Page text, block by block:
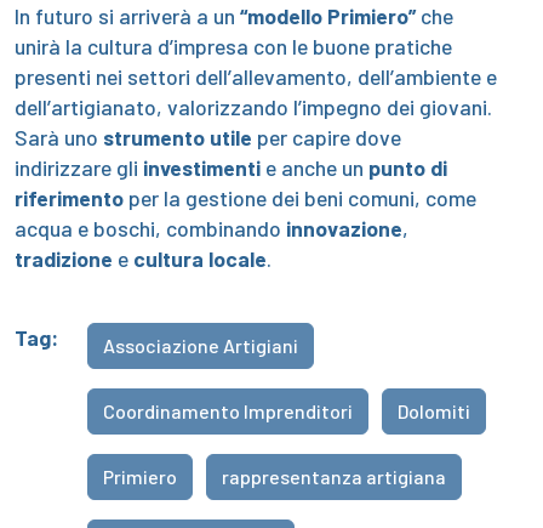
In futuro si arriverà a un “modello Primiero”che
unirà la cultura d’impresa con le buone pratiche
presenti nei settori dell’allevamento, dell’ambiente e
dell’artigianato, valorizzando l’impegno dei giovani.
Sarà uno strumento utile per capire dove
indirizzare gli investimenti e anche un punto di
riferimento per la gestione dei beni comuni, come
acqua e boschi, combinando innovazione,
tradizione e cultura locale.
Tag: Associazione Artigiani
Coordinamento Imprenditori Dolomiti
Primiero rappresentanza artigiana